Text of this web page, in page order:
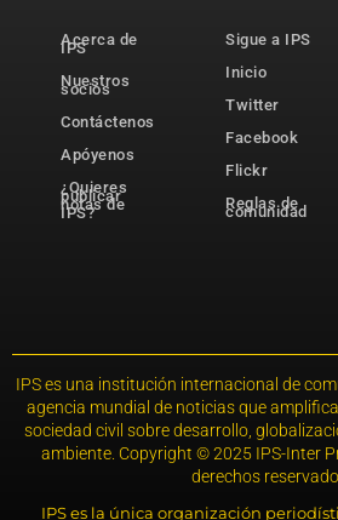
Acerca de
IPS
Nuestros
socios
Contáctenos
Apóyenos
¿Quieres
publicar
notas de
IPS?
Sigue a IPS
Inicio
Twitter
Facebook
Flickr
Reglas de
comunidad
IPS es una institución internacional de
agencia mundial de noticias que
sociedad civil sobre desarrollo,
ambiente. Copyright © 2025 IPS-Inter
derechos
IPS es la única organización